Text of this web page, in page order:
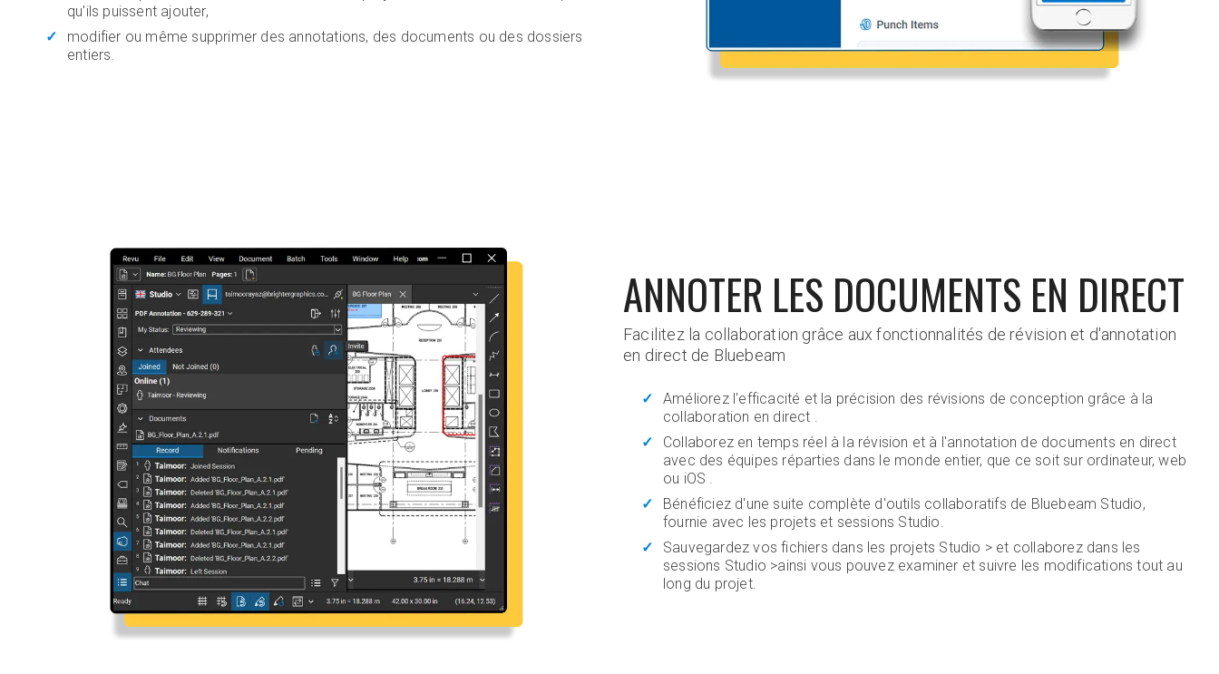
qu'ils puissent ajouter,
modifier ou même supprimer des annotations, des documents ou des dossiers
entiers.
ANNOTER LES DOCUMENTS EN DIRECT
Facilitez la collaboration grâce aux fonctionnalités de révision et d'annotation
en direct de Bluebeam
Améliorez l'efficacité et la précision des révisions de conception grâce à la
collaboration en direct .
Collaborez en temps réel à la révision et à l'annotation de documents en direct
avec des équipes réparties dans le monde entier, que ce soit sur ordinateur, web
ou iOS .
Bénéficiez d'une suite complète d'outils collaboratifs de Bluebeam Studio,
fournie avec les projets et sessions Studio.
Sauvegardez vos fichiers dans les projets Studio > et collaborez dans les
sessions Studio >ainsi vous pouvez examiner et suivre les modifications tout au
long du projet.